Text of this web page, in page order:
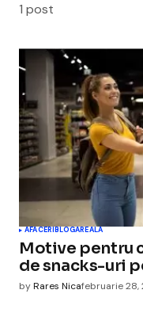
1 post
AFACERIBLOGAREALA
Motive pentru
de snacks-uri
byRares Nicafebruarie 28,